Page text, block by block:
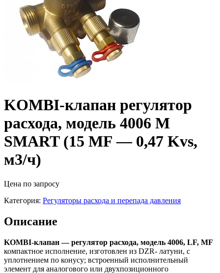
KOMBI-клапан регулятор
расхода, модель 4006 M
SMART (15 MF — 0,47 Kvs,
м3/ч)
Цена по запросу
Категория: Регуляторы расхода и перепада давления
Описание
KOMBI-клапан — регулятор расхода, модель 4006, LF, MF
компактное исполнение, изготовлен из DZR- латуни, с
уплотнением по конусу; встроенный исполнительный
элемент для аналогового или двухпозиционного